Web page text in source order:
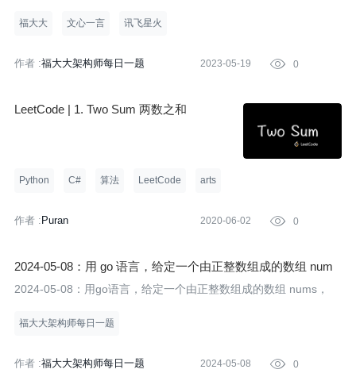
长度。同时，我们可以遍历整个数组，记录当前已经处理过的最大
福大大 文心一言 讯飞星火
作者 :福大大架构师每日一题 2023-05-19  0
LeetCode | 1. Two Sum 两数之和
Python C# 算法 LeetCode arts
作者 : Puran 2020-06-02  0
2024-05-08：用 go 语言，给定一个由正整数组成的数组 num
s， 找出数组中频率最高的元素， 然后计算该元素在数组中出
现的总次数。 输入：nums = [1,2,2,3,1,4]。 输出：4。
2024-05-08：用go语言，给定一个由正整数组成的数组 nums，
福大大架构师每日一题
作者 :福大大架构师每日一题 2024-05-08  0